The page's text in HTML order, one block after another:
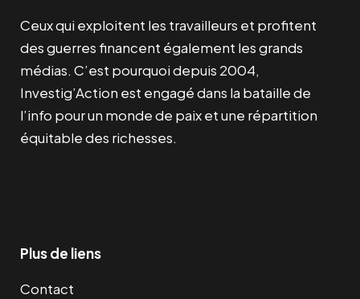
Ceux qui exploitent les travailleurs et profitent
des guerres financent également les grands
médias. C’est pourquoi depuis 2004,
Investig’Action est engagé dans la bataille de
l’info pour un monde de paix et une répartition
équitable des richesses.
Plus de liens
Contact